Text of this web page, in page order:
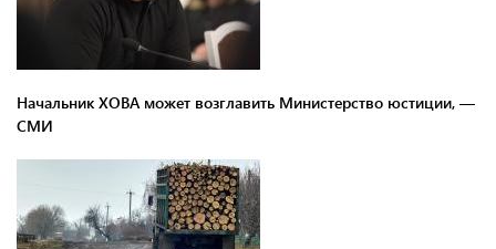
Начальник ХОВА может возглавить Министерство юстиции, —
СМИ